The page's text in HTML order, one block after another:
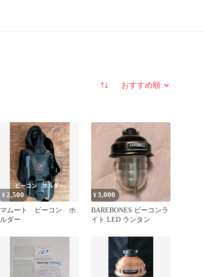
並び替え
¥ 2,500
マムート ビーコン ホ
ルダー
¥3,000
BAREBONES ビーコンラ
イト LED ランタン